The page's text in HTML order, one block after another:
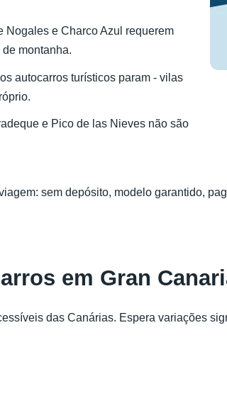
Nogales e Charco Azul requerem
montanha.
autocarros turísticos param - vilas
e Pico de las Nieves não são
sem depósito, modelo garantido,
em Gran
das Canárias. Espera variações